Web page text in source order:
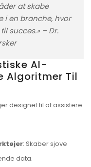
at skabe
i en branche, hvor
succes.» – Dr.
AI-
Algoritmer Til
designet til at assistere
: Skaber sjove
data.